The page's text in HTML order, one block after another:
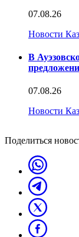
07.08.26
Новости
В
07.08.26
Новости
Поделиться